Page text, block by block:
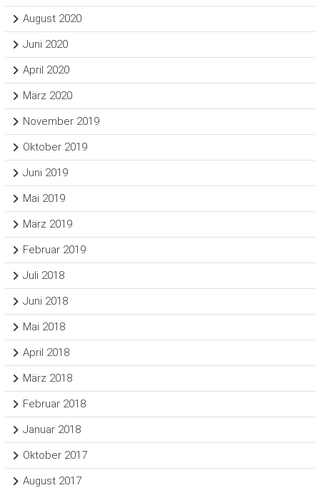
August 2020
Juni 2020
April 2020
März 2020
November 2019
Oktober 2019
Juni 2019
Mai 2019
März 2019
Februar 2019
Juli 2018
Juni 2018
Mai 2018
April 2018
März 2018
Februar 2018
Januar 2018
Oktober 2017
August 2017